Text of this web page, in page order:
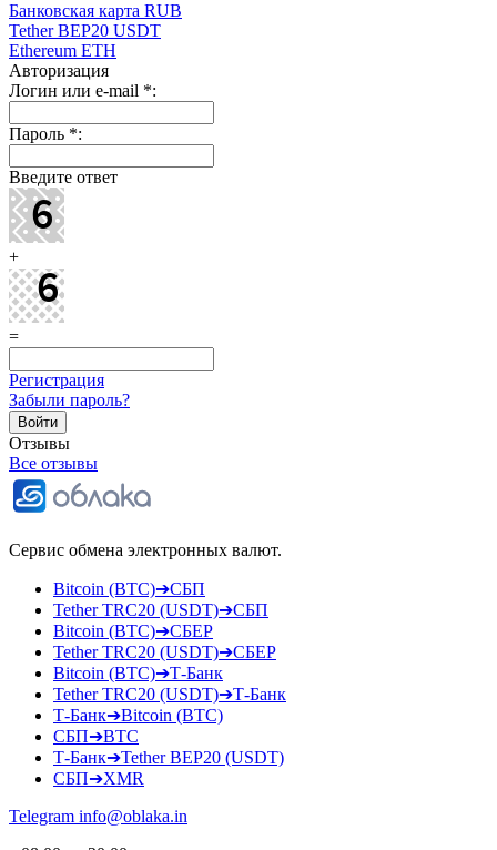
Банковская карта RUB
Tether BEP20 USDT
Ethereum ETH
Авторизация
Логин или e-mail *:
Пароль *:
Введите ответ
+
=
Регистрация
Забыли пароль?
Отзывы
Все отзывы
Сервис обмена электронных валют.
Bitcoin (BTC)➔СБП
Tether TRC20 (USDT)➔СБП
Bitcoin (BTC)➔СБЕР
Tether TRC20 (USDT)➔СБЕР
Bitcoin (BTC)➔Т-Банк
Tether TRC20 (USDT)➔Т-Банк
Т-Банк➔Bitcoin (BTC)
СБП➔BTC
Т-Банк➔Tether BEP20 (USDT)
СБП➔XMR
Telegram info@oblaka.in